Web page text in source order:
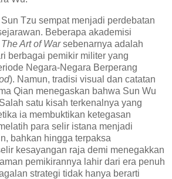
Tzu sempat menjadi perdebatan
Beberapa akademisi
The Art of Warsebenarnya adalah
berbagai pemikir militer yang
Negara-Negara Berperang
). Namun, tradisi visual dan catatan
Qian menegaskan bahwa Sun Wu
satu kisah terkenalnya yang
ia membuktikan ketegasan
para selir istana menjadi
bahkan hingga terpaksa
kesayangan raja demi menegakkan
pemikirannya lahir dari era penuh
strategi tidak hanya berarti